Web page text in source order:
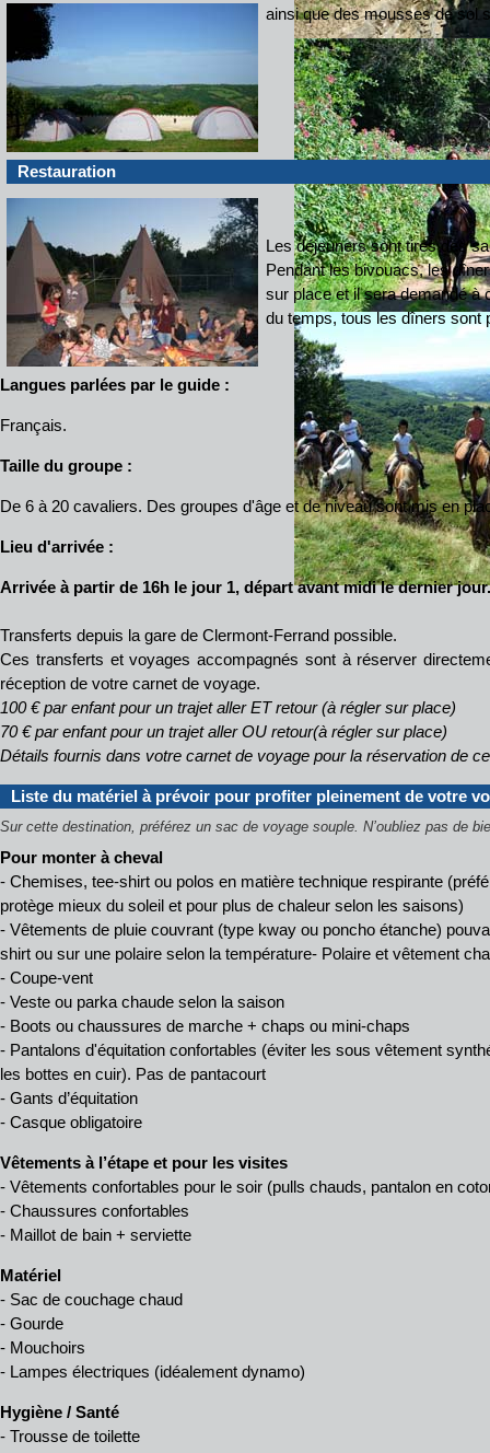
ainsi que des mousses de sol
Restauration
Les déjeuners sont tirés des
Pendant les bivouacs, les
sur place et il sera demandé à
du temps, tous les dîners sont
Langues parlées par le guide :
Français.
Taille du groupe :
De 6 à 20 cavaliers. Des groupes d'âge et de niveau sont mis en
Lieu d'arrivée :
Arrivée à partir de 16h le jour 1, départ avant midi le dernier jour.
Transferts depuis la gare de Clermont-Ferrand possible.
Ces transferts et voyages accompagnés sont à réserver
réception de votre carnet de voyage.
100 € par enfant pour un trajet aller ET retour (à régler sur place)
70 € par enfant pour un trajet aller OU retour(à régler sur place)
Détails fournis dans votre carnet de voyage pour la réservation de
Liste du matériel à prévoir pour profiter pleinement de votre
Sur cette destination, préférez un sac de voyage souple. N’oubliez pas de
Pour monter à cheval
- Chemises, tee-shirt ou polos en matière technique respirante
protège mieux du soleil et pour plus de chaleur selon les saisons)
- Vêtements de pluie couvrant (type kway ou poncho étanche)
shirt ou sur une polaire selon la température- Polaire et vêtement
- Coupe-vent
- Veste ou parka chaude selon la saison
- Boots ou chaussures de marche + chaps ou mini-chaps
- Pantalons d'équitation confortables (éviter les sous vêtement
les bottes en cuir). Pas de pantacourt
- Gants d’équitation
- Casque obligatoire
Vêtements à l’étape et pour les visites
- Vêtements confortables pour le soir (pulls chauds, pantalon en
- Chaussures confortables
- Maillot de bain + serviette
Matériel
- Sac de couchage chaud
- Gourde
- Mouchoirs
- Lampes électriques (idéalement dynamo)
Hygiène / Santé
- Trousse de toilette